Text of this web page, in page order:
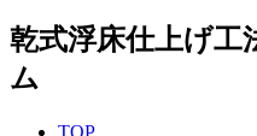
乾式浮床仕上げ工
ム
TOP